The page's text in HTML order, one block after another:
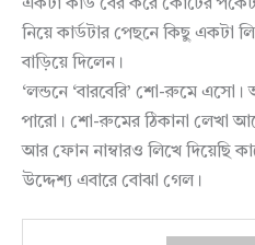
একটা কার্ড বের করে কোটের
নিয়ে কার্ডটার পেছনে কিছু একটা
বাড়িয়ে দিলেন।
‘লন্ডনে ‘বারবেরি’ শো-রুমে
পারো। শো-রুমের ঠিকানা লেখা
আর ফোন নাম্বারও লিখে দিয়েছি
উদ্দেশ্য এবারে বোঝা গেল।